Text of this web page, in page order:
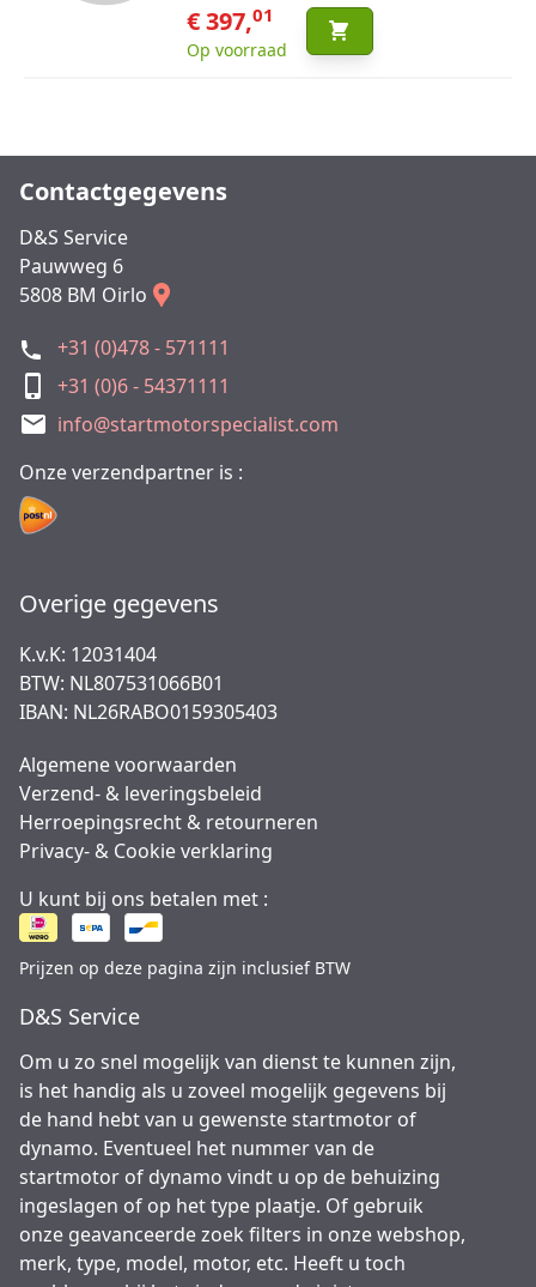
€ 397,01
Op voorraad
Contactgegevens
D&S Service
Pauwweg 6
5808 BM Oirlo
+31 (0)478 - 571111
+31 (0)6 - 54371111
info@startmotorspecialist.com
Onze verzendpartner is :
Overige gegevens
K.v.K: 12031404
BTW: NL807531066B01
IBAN: NL26RABO0159305403
Algemene voorwaarden
Verzend- & leveringsbeleid
Herroepingsrecht & retourneren
Privacy- & Cookie verklaring
U kunt bij ons betalen met :
Prijzen op deze pagina zijn inclusief BTW
D&S Service
Om u zo snel mogelijk van dienst te kunnen zijn,
is het handig als u zoveel mogelijk gegevens bij
de hand hebt van u gewenste startmotor of
dynamo. Eventueel het nummer van de
startmotor of dynamo vindt u op de behuizing
ingeslagen of op het type plaatje. Of gebruik
onze geavanceerde zoek filters in onze webshop,
merk, type, model, motor, etc. Heeft u toch